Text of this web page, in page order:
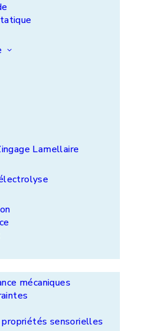
Lamellaire
mécaniques
sensorielles
liés à des problèmes de
plaques affectant
l’impression tout en
journal quotidien.
l’environnement humide
… ) et produit sur l’acier
plusieurs dixièmes de
1 mm et plus).
le retrait de la
portable et
couches alternées de
entre chaque
géométrie